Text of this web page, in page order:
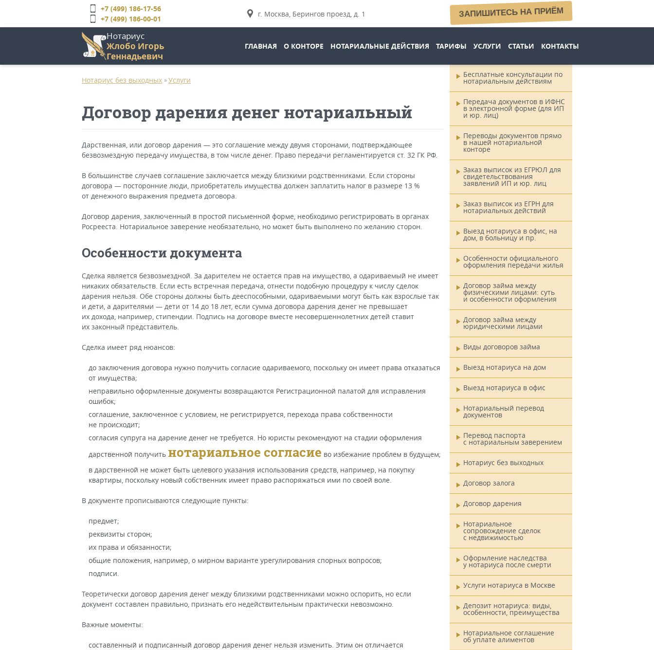
основному
+7 (499) 186-17-56
+7 (499) 186-00-01
г. Москва, Берингов проезд, д. 1 ЗАПИШИТЕСЬ НА ПРИЁМ
Нотариус
Жлобо Игорь
ГеннадьевичГлавное
меню
ГЛАВНАЯ О КОНТОРЕ НОТАРИАЛЬНЫЕ ДЕЙСТВИЯ ТАРИФЫ УСЛУГИ СТАТЬИ КОНТАКТЫ
Нотариус без выходных » Услуги
Договор дарения денег нотариальный
Дарственная, или договор дарения — это соглашение между двумя сторонами, подтверждающее
безвозмездную передачу имущества, в том числе денег. Право передачи регламентируется ст. 32 ГК РФ.
В большинстве случаев соглашение заключается между близкими родственниками. Если стороны
договора — посторонние люди, приобретатель имущества должен заплатить налог в размере 13 %
от денежного выражения предмета договора.
Договор дарения, заключенный в простой письменной форме, необходимо регистрировать в органах
Росрееста. Нотариальное заверение необязательно, но может быть выполнено по желанию сторон.
Особенности документа
Сделка является безвозмездной. За дарителем не остается прав на имущество, а одариваемый не имеет
никаких обязательств. Если есть встречная передача, отнести подобную процедуру к числу сделок
дарения нельзя. Обе стороны должны быть дееспособными, одариваемыми могут быть как взрослые так
и дети, а дарителями — дети от 14 до 18 лет, если сумма договора дарения денег не превышает
их дохода, например, стипендии. Подпись на договоре вместе несовершеннолетних детей ставит
их законный представитель.
Сделка имеет ряд нюансов:
до заключения договора нужно получить согласие одариваемого, поскольку он имеет права отказаться
от имущества;
неправильно оформленные документы возвращаются Регистрационной палатой для исправления
ошибок;
соглашение, заключенное с условием, не регистрируется, перехода права собственности
не происходит;
согласия супруга на дарение денег не требуется. Но юристы рекомендуют на стадии оформления
дарственной получить нотариальное согласие во избежание проблем в будущем;
в дарственной не может быть целевого указания использования средств, например, на покупку
квартиры, поскольку новый собственник имеет право распоряжаться ими по своей воле.
В документе прописываются следующие пункты:
предмет;
реквизиты сторон;
их права и обязанности;
общие положения, например, о мирном варианте урегулирования спорных вопросов;
подписи.
Теоретически договор дарения денег между близкими родственниками можно оспорить, но если
документ составлен правильно, признать его недействительным практически невозможно.
Важные моменты:
составленный и подписанный договор дарения денег нельзя изменить. Этим он отличается
Главное
меню
Бесплатные консультации по
нотариальным действиям
Передача документов в ИФНС
в электронной форме (для ИП
и юр. лиц)
Переводы документов прямо
в нашей нотариальной
конторе
Заказ выписок из ЕГРЮЛ для
свидетельствования
заявлений ИП и юр. лиц
Заказ выписок из ЕГРН для
нотариальных действий
Выезд нотариуса в офис, на
дом, в больницу и пр.
Особенности официального
оформления передачи жилья
Договор займа между
физическими лицами: суть
и особенности оформления
Договор займа между
юридическими лицами
Виды договоров займа
Выезд нотариуса на дом
Выезд нотариуса в офис
Нотариальный перевод
документов
Перевод паспорта
с нотариальным заверением
Нотариус без выходных
Договор залога
Договор дарения
Нотариальное
сопровождение сделок
с недвижимостью
Оформление наследства
у нотариуса после смерти
Услуги нотариуса в Москве
Депозит нотариуса: виды,
особенности, преимущества
Нотариальное соглашение
об уплате алиментов